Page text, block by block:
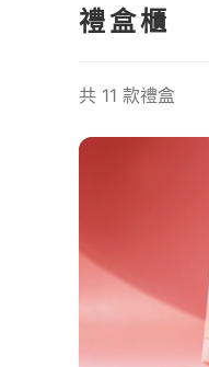
禮盒櫃
共 11 款禮盒